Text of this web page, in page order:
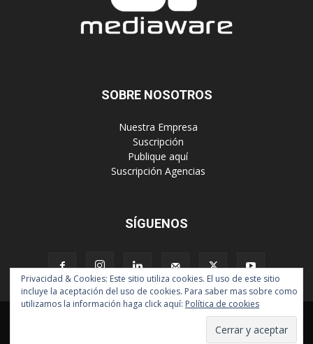
SOBRE NOSOTROS
‎ Nuestra Empresa
‎ Suscripción
‎ Publique aquí
‎ Suscripción Agencias
SÍGUENOS
Privacidad & Cookies: Este sitio utiliza cookies. El uso de este sitio
incluye la aceptación del uso de cookies. Para saber mas sobre como
utilizamos la información haga click aquí: Política de cookies